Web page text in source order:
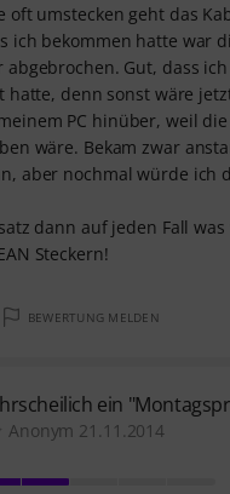
oft umstecken geht das
ich bekommen hatte war
abgebrochen. Gut, dass
hatte, denn sonst wäre
PC hinüber, weil
wäre. Bekam zwar
aber nochmal würde ich
dann auf jeden Fall was
Steckern!
BEWERTUNG MELDEN
ein
Anonym 21.11.2014